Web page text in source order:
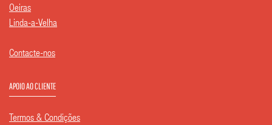
Oeiras
Linda-a-Velha
Contacte-nos
APOIO AO CLIENTE
Termos & Condições